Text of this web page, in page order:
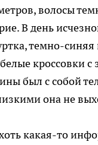
волосы
В день
темно-
кроссовки с
был с собой
она не
хоть какая-то